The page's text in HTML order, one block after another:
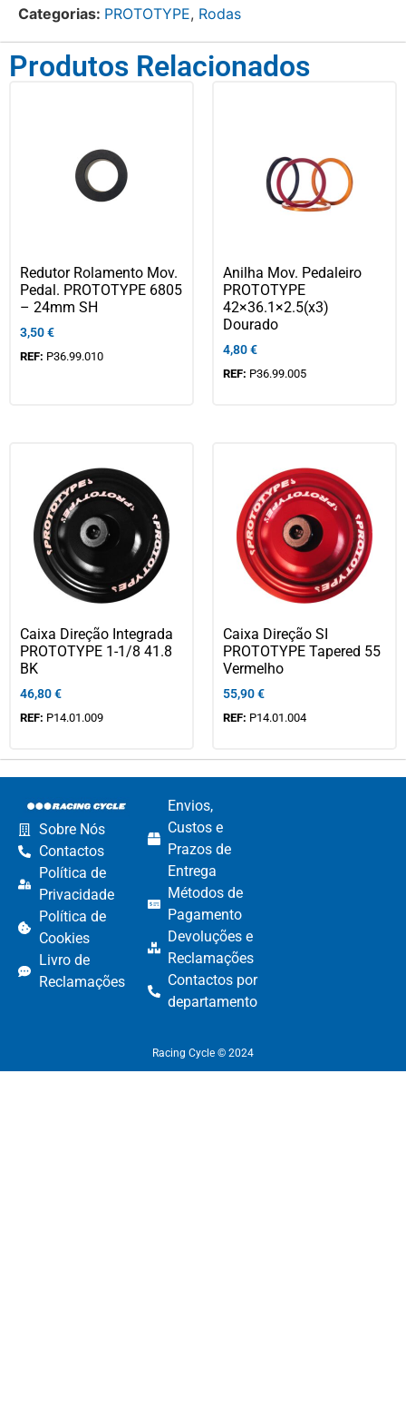
Categorias: PROTOTYPE, Rodas
Produtos Relacionados
Redutor Rolamento Mov.
Pedal. PROTOTYPE 6805
– 24mm SH
3,50€
REF: P36.99.010
Anilha Mov. Pedaleiro
PROTOTYPE
42×36.1×2.5(x3)
Dourado
4,80€
REF: P36.99.005
Caixa Direção Integrada
PROTOTYPE 1-1/8 41.8
BK
46,80€
REF: P14.01.009
Caixa Direção SI
PROTOTYPE Tapered 55
Vermelho
55,90€
REF: P14.01.004
Sobre Nós
Contactos
Política de
Privacidade
Política de
Cookies
Livro de
Reclamações
Envios,
Custos e
Prazos de
Entrega
Métodos de
Pagamento​
Devoluções e
Reclamações​
Contactos por
departamento​
Racing Cycle © 2024